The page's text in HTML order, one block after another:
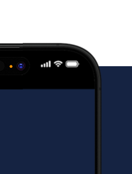
i wadze = zapewnić kurierowi
główne, zewnętrzne drzwi
drzwi klatki schodowej (jeśli
na dogodny dojazd autem